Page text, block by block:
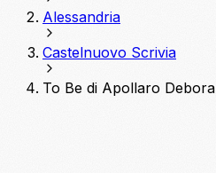
Alessandria
Castelnuovo Scrivia
To Be di Apollaro Debora